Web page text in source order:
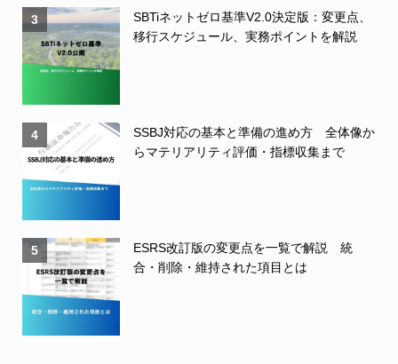
3
SBTiネットゼロ基準V2.0決定版：変更点、
移行スケジュール、実務ポイントを解説
4
SSBJ対応の基本と準備の進め方 全体像か
らマテリアリティ評価・指標収集まで
5
ESRS改訂版の変更点を一覧で解説 統
合・削除・維持された項目とは